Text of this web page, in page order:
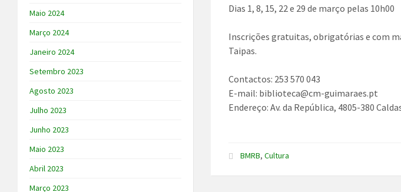
Dias 1, 8, 15, 22 e 29 de março pelas 10h00
Inscrições gratuitas, obrigatórias e com
Taipas.
Contactos: 253 570 043
E-mail: biblioteca@cm-guimaraes.pt
Endereço: Av. da República, 4805-380
BMRB,Cultura
Maio 2024
Março 2024
Janeiro 2024
Setembro 2023
Agosto 2023
Julho 2023
Junho 2023
Maio 2023
Abril 2023
Março 2023